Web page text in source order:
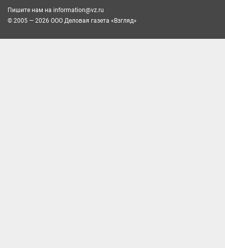
Пишите нам на information@vz.ru
© 2005 — 2026 ООО Деловая газета «Взгляд»